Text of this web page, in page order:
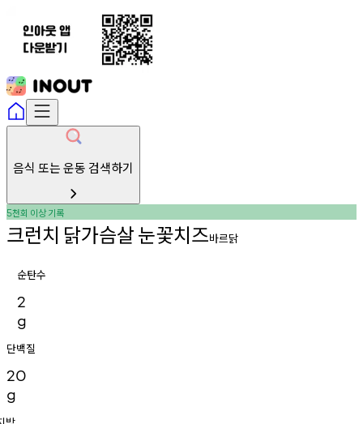
음식 또는 운동 검색하기
5천회 이상기록
크런치 닭가슴살눈꽃치즈바르닭
순탄수
2
g
단백질
20
g